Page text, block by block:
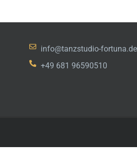
info@tanzstudio-fortuna.de
+49 681 96590510